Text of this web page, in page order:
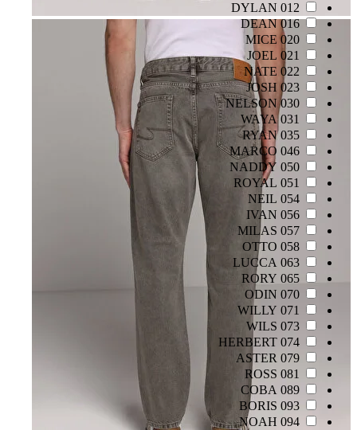
012 DYLAN
016 DEAN
020 MICE
021 JOEL
022 NATE
023 JOSH
030 NELSON
031 WAYA
035 RYAN
046 MARCO
050 NADDY
051 ROYAL
054 NEIL
056 IVAN
057 MILAS
058 OTTO
063 LUCCA
065 RORY
070 ODIN
071 WILLY
073 WILS
074 HERBERT
079 ASTER
081 ROSS
089 COBA
093 BORIS
094 NOAH